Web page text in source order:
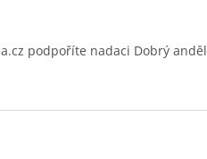
podpoříte nadaci Dobrý